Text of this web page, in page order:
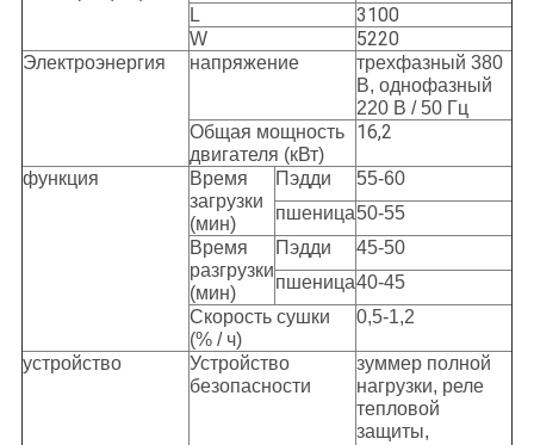
L 3100
W 5220
Электроэнергия напряжение
трехфазный 380
В, однофазный
220 В / 50 Гц
Общая мощность
двигателя (кВт)
16,2
функция
Время
загрузки
(мин)
Пэдди
55-60
пшеница50-55
Время
разгрузки
(мин)
Пэдди
45-50
пшеница40-45
Скорость сушки
(% / ч)
0,5-1,2
устройство
Устройство
безопасности
зуммер полной
нагрузки, реле
тепловой
защиты,